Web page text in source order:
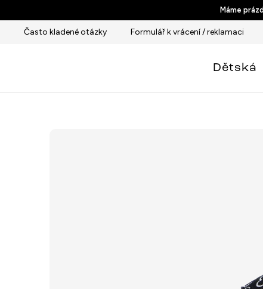
na
obsah
Máme
Často kladené otázky Formulář k vrácení / reklamaci
Dětská